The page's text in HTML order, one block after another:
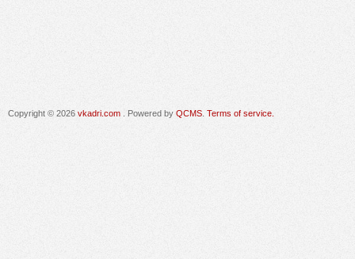
Copyright © 2026 vkadri.com . Powered by QCMS Terms of service.